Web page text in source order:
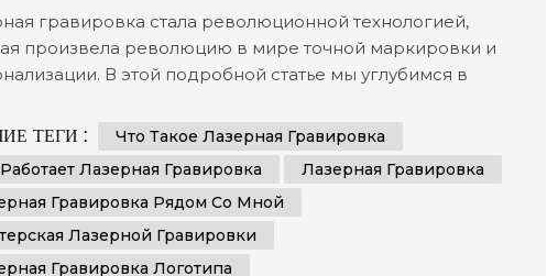
гравировка стала революционной технологией,
произвела революцию в мире точной маркировки и
В этой подробной статье мы углубимся в
и разнообразные применения. Благодаря глубокому
к использованию его потенциала для ваших
нужд. 1....
ТЕГИ :
Что Такое Лазерная Гравировка
Лазерная Гравировка
Лазерная Гравировка
Гравировка Рядом Со Мной
Лазерной Гравировки
Гравировка Логотипа